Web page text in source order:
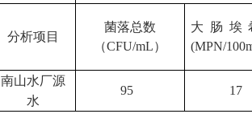
分析项目
菌落总数
（CFU/mL）
大肠埃
(MPN/
南山水厂源
水
95 17